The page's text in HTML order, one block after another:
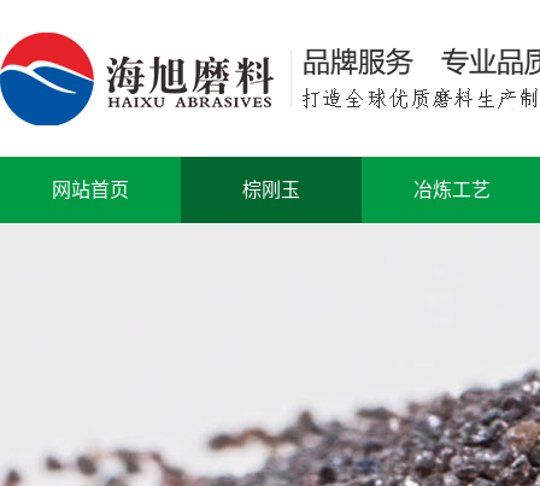
网站首页 棕刚玉 冶炼工艺